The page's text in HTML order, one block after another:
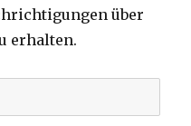
über
erhalten.